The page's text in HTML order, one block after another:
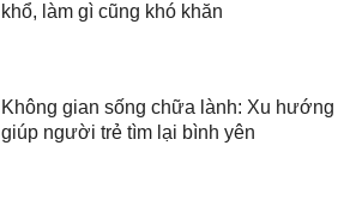
khổ, làm gì cũng khó khăn
Không gian sống chữa lành: Xu hướng
giúp người trẻ tìm lại bình yên